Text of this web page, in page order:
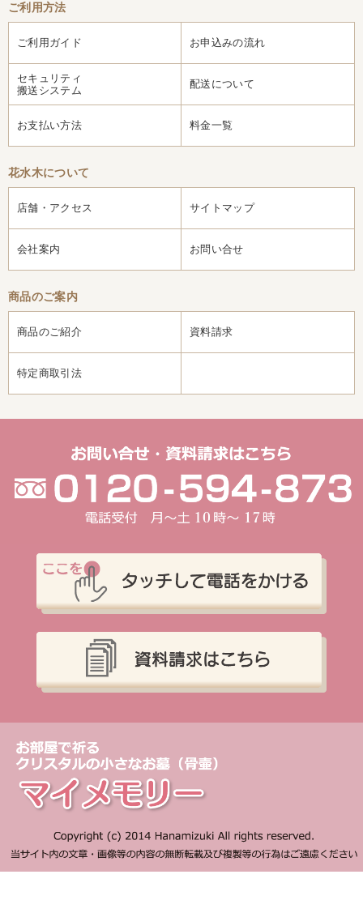
ご利用方法
ご利用ガイド お申込みの流れ
セキュリティ
搬送システム
配送について
お支払い方法 料金一覧
花水木について
店舗・アクセス サイトマップ
会社案内 お問い合せ
商品のご案内
商品のご紹介 資料請求
特定商取引法